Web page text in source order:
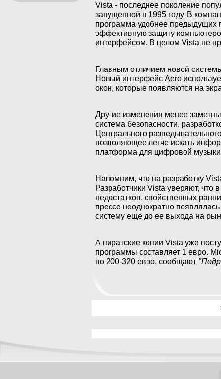
Vista - последнее поколение
запущенной в 1995 году. В
программа удобнее предыдущих
эффективную защиту
интерфейсом. В целом Vista не
Главным отличием новой
Новый интерфейс Aero
окон, которые появляются на
Другие изменения менее
система безопасности,
Центрального
позволяющее легче искать
платформа для цифровой
Напомним, что на разработку
Разработчики Vista уверяют, что
недостатков, свойственных
прессе неоднократно
систему еще до ее выхода на
А пиратские копии Vista уже
программы составляет 1 евро.
по 200-320 евро, сообщают